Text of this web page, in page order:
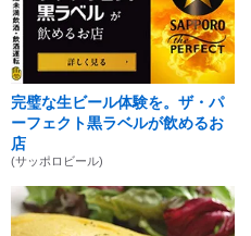
完璧な生ビール体験を。ザ・パ
ーフェクト黒ラベルが飲めるお
店
(サッポロビール)